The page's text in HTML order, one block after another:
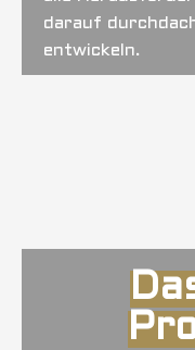
darauf
entwickeln.